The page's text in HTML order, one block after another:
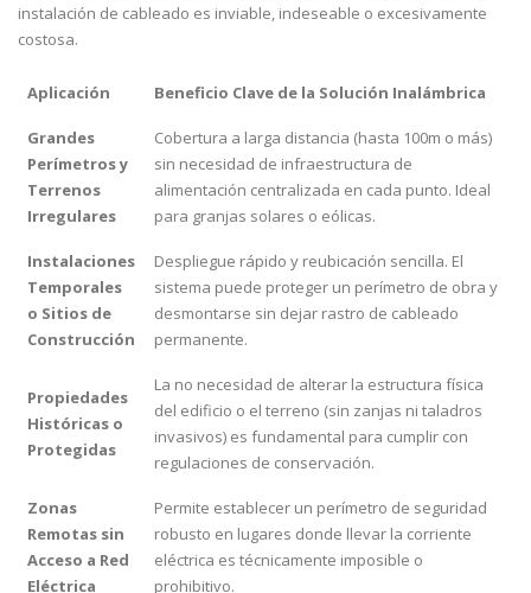
instalación de cableado es inviable, indeseable o excesivamente
costosa.
Aplicación Beneficio Clave de la Solución Inalámbrica
Grandes
Perímetros y
Terrenos
Irregulares
Cobertura a larga distancia (hasta 100m o más)
sin necesidad de infraestructura de
alimentación centralizada en cada punto. Ideal
para granjas solares o eólicas.
Instalaciones
Temporales
o Sitios de
Construcción
Despliegue rápido y reubicación sencilla. El
sistema puede proteger un perímetro de obra y
desmontarse sin dejar rastro de cableado
permanente.
Propiedades
Históricas o
Protegidas
La no necesidad de alterar la estructura física
del edificio o el terreno (sin zanjas ni taladros
invasivos) es fundamental para cumplir con
regulaciones de conservación.
Zonas
Remotas sin
Acceso a Red
Eléctrica
Permite establecer un perímetro de seguridad
robusto en lugares donde llevar la corriente
eléctrica es técnicamente imposible o
prohibitivo.